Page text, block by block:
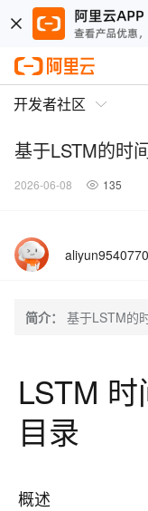
开发者社区
基于LSTM的时
2026-06-08 135
简介： 基于LSTM的
LSTM
目录
概述